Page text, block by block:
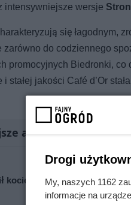
intensywniejsze wersje
się łagodnym,
zarówno do codziennego
promocyjnych Biedronki,
stałej jakości Café d’Or
artykuły
kocioł na pellet, licząc na
Drogi
My, naszych 1162
informacje na